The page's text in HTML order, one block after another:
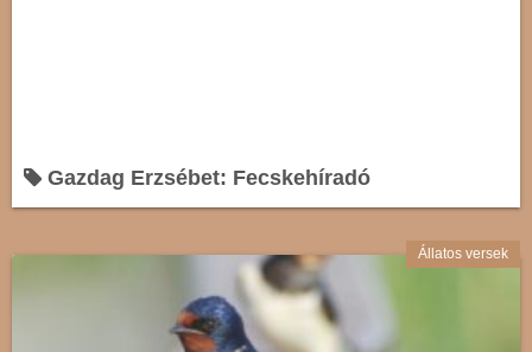
Gazdag Erzsébet: Fecskehíradó
Állatos versek